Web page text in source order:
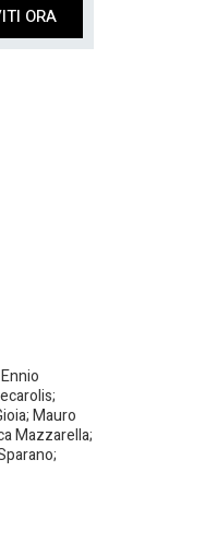
ORA
Mauro
Mazzarella;